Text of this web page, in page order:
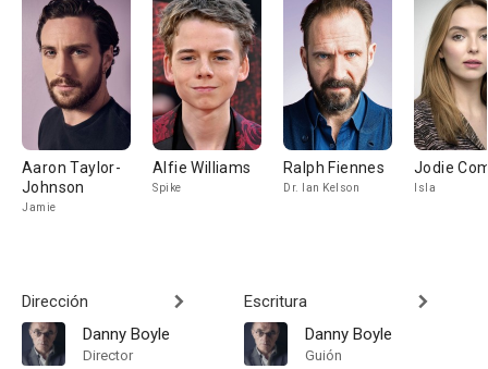
Aaron Taylor-
Johnson
Jamie
Alfie Williams
Spike
Ralph Fiennes
Dr. Ian Kelson
Jodie
Isla
Dirección
Danny Boyle
Director
Escritura
Danny Boyle
Guión